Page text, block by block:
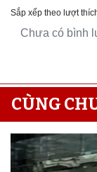
Sắp xếp theo lượt
Chưa có bình
CÙNG